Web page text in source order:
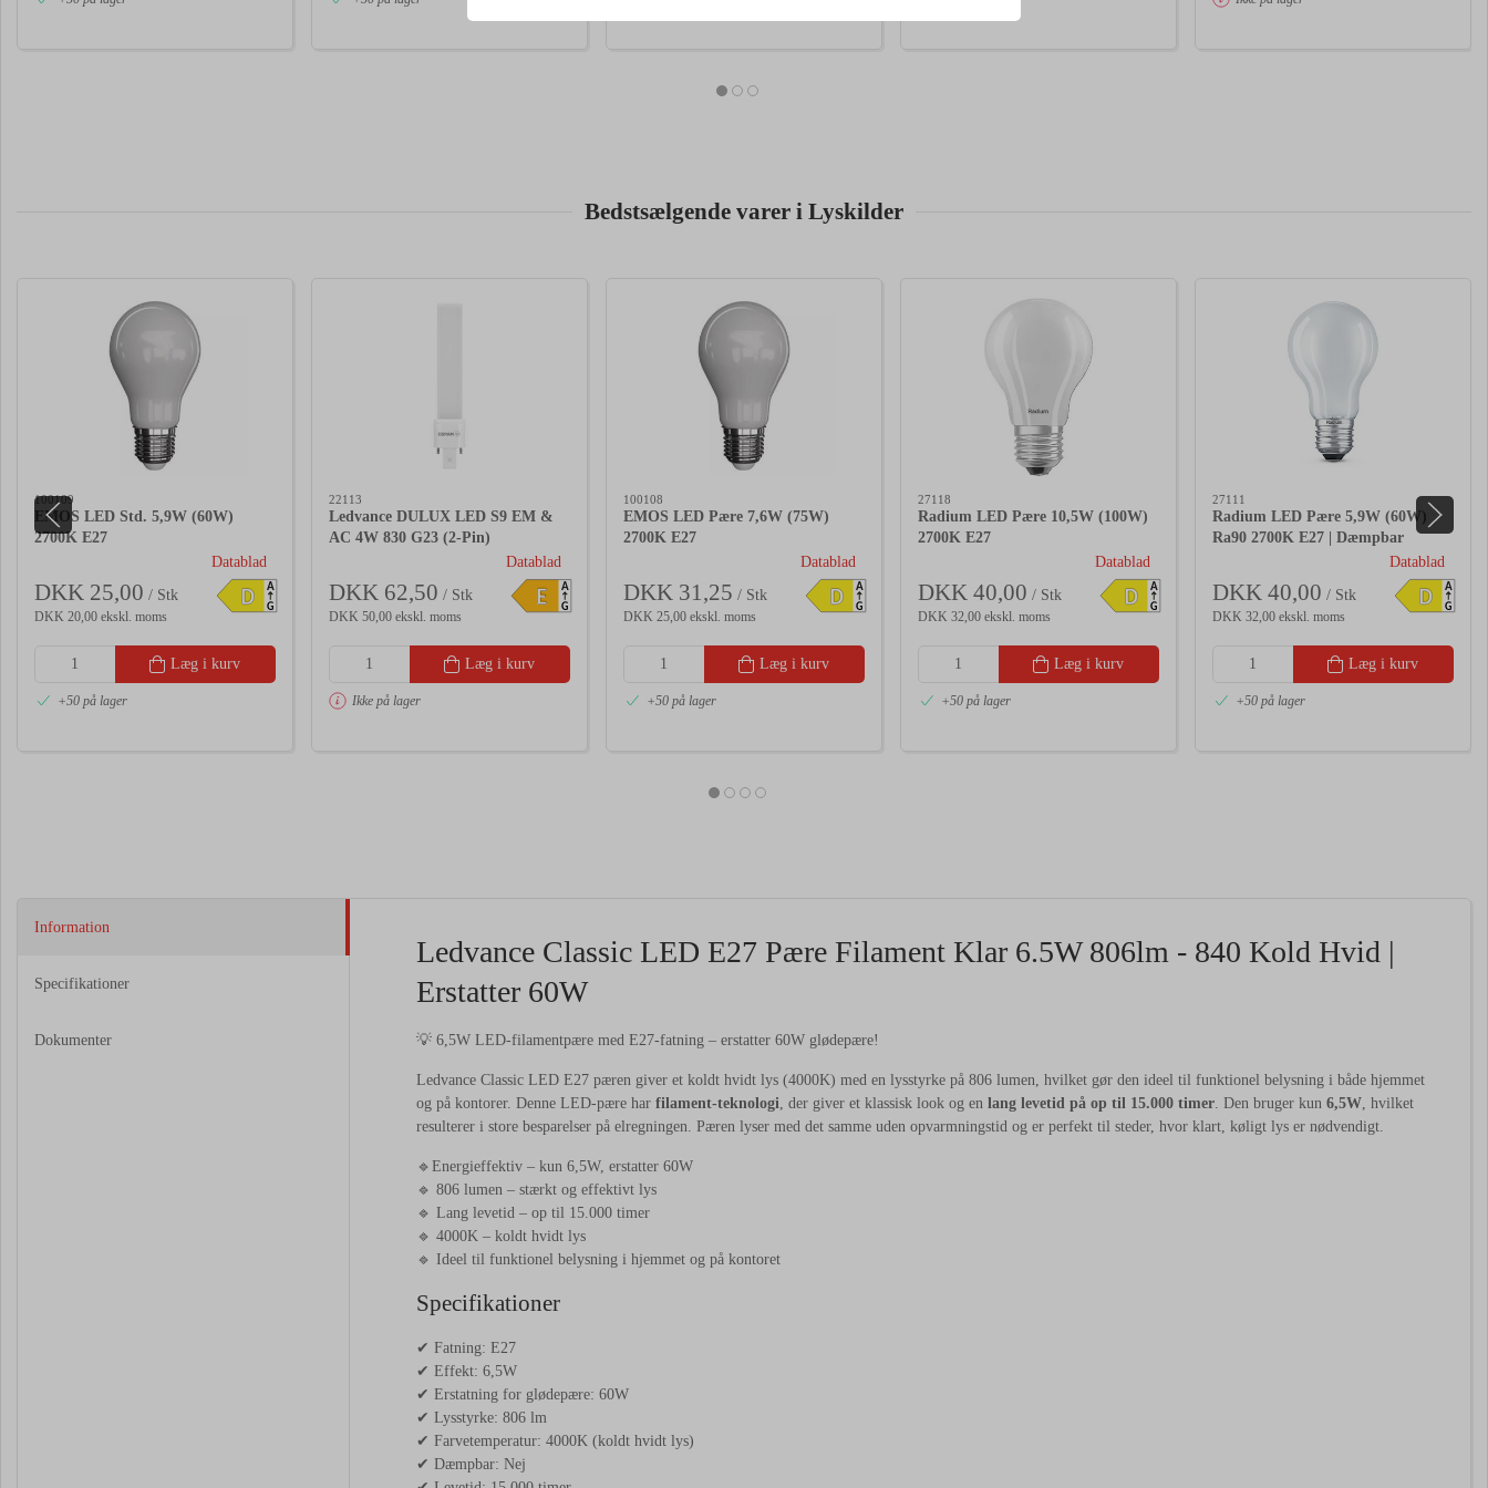
Bedstsælgende varer i Lyskilder
100109
EMOS LED Std. 5,9W (60W)
2700K E27
DKK 25,00 / Stk
Datablad
D A
G
DKK 20,00 ekskl. moms
Læg i kurv
+50 på lager
22113
Ledvance DULUX LED S9 EM &
AC 4W 830 G23 (2-Pin)
DKK 62,50 / Stk
Datablad
E A
G
DKK 50,00 ekskl. moms
Læg i kurv
Ikke på lager
100108
EMOS LED Pære 7,6W (75W)
2700K E27
DKK 31,25 / Stk
Datablad
D A
G
DKK 25,00 ekskl. moms
Læg i kurv
+50 på lager
27118
Radium LED Pære 10,5W (100W)
2700K E27
DKK 40,00 / Stk
Datablad
D A
G
DKK 32,00 ekskl. moms
Læg i kurv
+50 på lager
27111
Radium LED Pære 5,9W (60W)
Ra90 2700K E27 | Dæmpbar
DKK 40,00 / Stk
Datablad
D A
G
DKK 32,00 ekskl. moms
Læg i kurv
+50 på lager
Information
Specifikationer
Dokumenter
Ledvance Classic LED E27 Pære Filament Klar 6.5W 806lm - 840 Kold Hvid |
Erstatter 60W
💡 6,5W LED-filamentpære med E27-fatning – erstatter 60W glødepære!
Ledvance Classic LED E27 pæren giver et koldt hvidt lys (4000K) med en lysstyrke på 806 lumen, hvilket gør den ideel til funktionel belysning i både hjemmet
og på kontorer. Denne LED-pære har filament-teknologi , der giver et klassisk look og en lang levetid på op til 15.000 timer . Den bruger kun 6,5W , hvilket
resulterer i store besparelser på elregningen. Pæren lyser med det samme uden opvarmningstid og er perfekt til steder, hvor klart, køligt lys er nødvendigt.
🔹 Energieffektiv – kun 6,5W, erstatter 60W
🔹 806 lumen – stærkt og effektivt lys
🔹 Lang levetid – op til 15.000 timer
🔹 4000K – koldt hvidt lys
🔹 Ideel til funktionel belysning i hjemmet og på kontoret
Specifikationer
✔ Fatning: E27
✔ Effekt: 6,5W
✔ Erstatning for glødepære: 60W
✔ Lysstyrke: 806 lm
✔ Farvetemperatur: 4000K (koldt hvidt lys)
✔ Dæmpbar: Nej